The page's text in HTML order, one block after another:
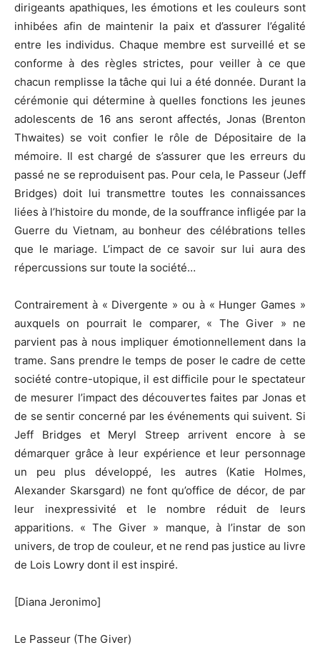
dirigeants apathiques, les émotions et les couleurs sont
inhibées afin de maintenir la paix et d’assurer l’égalité
entre les individus. Chaque membre est surveillé et se
conforme à des règles strictes, pour veiller à ce que
chacun remplisse la tâche qui lui a été donnée. Durant la
cérémonie qui détermine à quelles fonctions les jeunes
adolescents de 16 ans seront affectés, Jonas (Brenton
Thwaites) se voit confier le rôle de Dépositaire de la
mémoire. Il est chargé de s’assurer que les erreurs du
passé ne se reproduisent pas. Pour cela, le Passeur (Jeff
Bridges) doit lui transmettre toutes les connaissances
liées à l’histoire du monde, de la souffrance infligée par la
Guerre du Vietnam, au bonheur des célébrations telles
que le mariage. L’impact de ce savoir sur lui aura des
répercussions sur toute la société…
Contrairement à « Divergente » ou à « Hunger Games »
auxquels on pourrait le comparer, « The Giver » ne
parvient pas à nous impliquer émotionnellement dans la
trame. Sans prendre le temps de poser le cadre de cette
société contre-utopique, il est difficile pour le spectateur
de mesurer l’impact des découvertes faites par Jonas et
de se sentir concerné par les événements qui suivent. Si
Jeff Bridges et Meryl Streep arrivent encore à se
démarquer grâce à leur expérience et leur personnage
un peu plus développé, les autres (Katie Holmes,
Alexander Skarsgard) ne font qu’office de décor, de par
leur inexpressivité et le nombre réduit de leurs
apparitions. « The Giver » manque, à l’instar de son
univers, de trop de couleur, et ne rend pas justice au livre
de Lois Lowry dont il est inspiré.
[Diana Jeronimo]
Le Passeur (The Giver)